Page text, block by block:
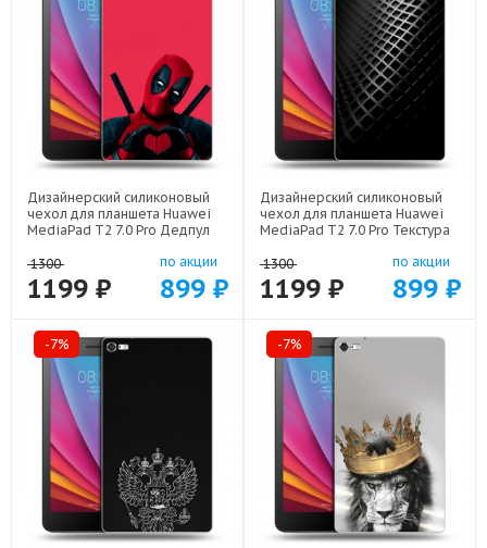
Дизайнерский силиконовый
чехол для планшета Huawei
MediaPad T2 7.0 Pro Дедпул
1300
1199 ₽
по акции
899 ₽
Дизайнерский силиконовый
чехол для планшета Huawei
MediaPad T2 7.0 Pro Текстура
1300
1199 ₽
по акции
899 ₽
-7% -7%